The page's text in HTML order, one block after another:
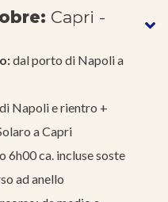
Capri -
dal porto di Napoli a
Napoli e rientro +
a Capri
6h00 ca. incluse soste
ad anello